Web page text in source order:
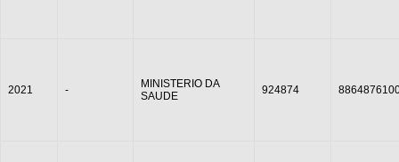
2021 -
MINISTERIO DA
SAUDE
924874